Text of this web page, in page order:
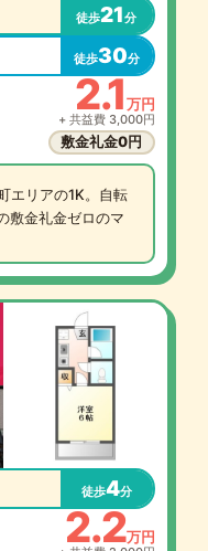
徒歩21分
徒歩30分
2.1万円
+ 共益費 3,000円
敷金礼金0円
エリアの1K。自転
敷金礼金ゼロのマ
徒歩4分
2.2万円